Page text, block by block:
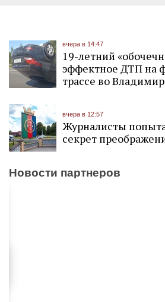
вчера в 14:47
19-летний
эффектное ДТП на
трассе во
вчера в 12:57
Журналисты
секрет
Новости партнеров